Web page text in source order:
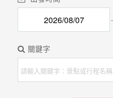
客服專線
關鍵字